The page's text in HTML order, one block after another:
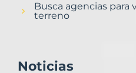
Busca agencias para
terreno
Noticias